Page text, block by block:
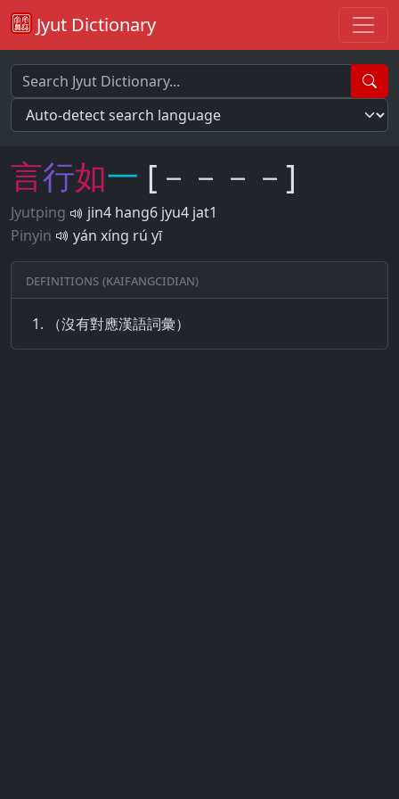
Jyut Dictionary
言行如一 [－－－－]
Jyutping
jin4 hang6 jyu4 jat1
Pinyin
yán xíng rú yī
Definitions (Kaifangcidian)
（沒有對應漢語詞彙）